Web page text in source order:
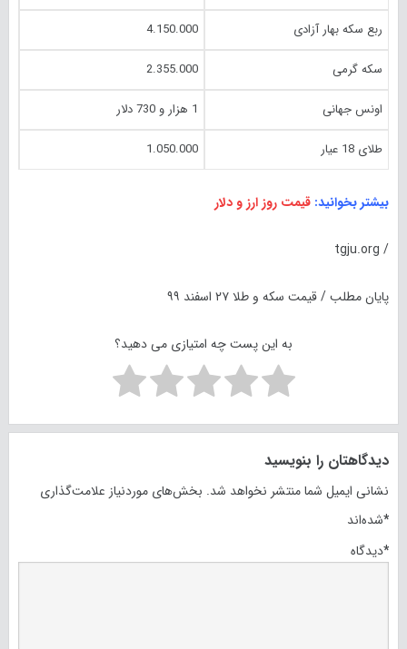
ربع سکه بهار آزادی 4.150.000
سکه گرمی 2.355.000
اونس جهانی 1 هزار و 730 دلار
طلای 18 عیار 1.050.000
بیشتر بخوانید: قیمت روز ارز و دلار
/ tgju.org
پایان مطلب / قیمت سکه و طلا ۲۷ اسفند ۹۹
به این پست چه امتیازی می دهید؟
دیدگاهتان را بنویسید
نشانی ایمیل شما منتشر نخواهد شد. بخش‌های موردنیاز علامت‌گذاری
شده‌اند*
دیدگاه*